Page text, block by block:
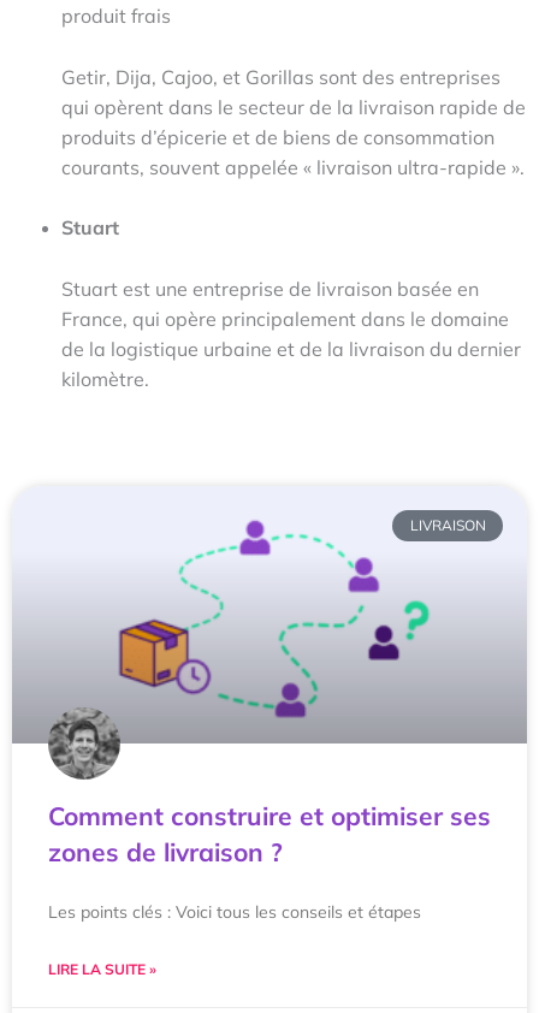
produit frais
Getir, Dija, Cajoo, et Gorillas sont des entreprises
qui opèrent dans le secteur de la livraison rapide de
produits d’épicerie et de biens de consommation
courants, souvent appelée « livraison ultra-rapide ».
Stuart
Stuart est une entreprise de livraison basée en
France, qui opère principalement dans le domaine
de la logistique urbaine et de la livraison du dernier
kilomètre.
LIVRAISON
Comment construire et optimiser ses
zones de livraison ?
Les points clés : Voici tous les conseils et étapes
LIRE LA SUITE »